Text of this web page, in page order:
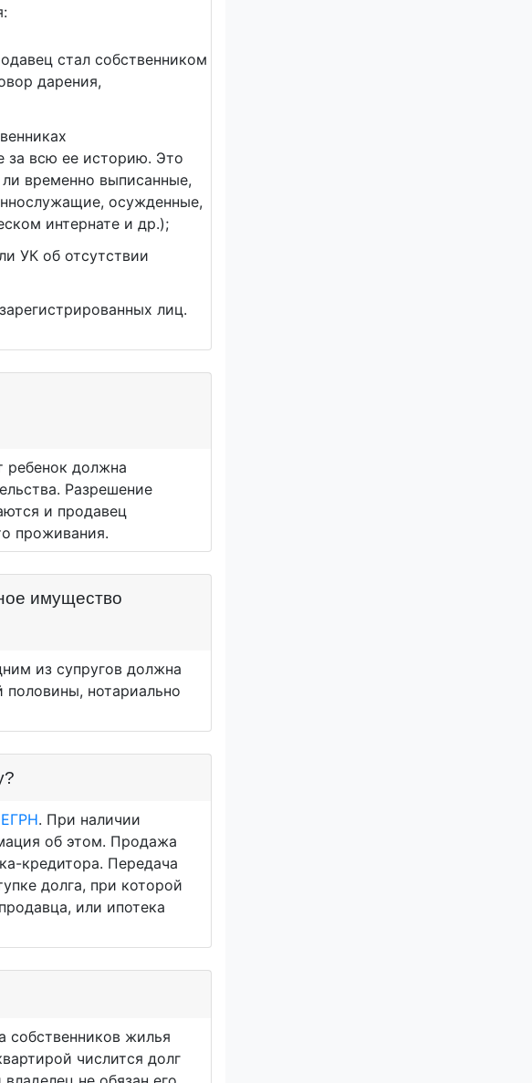
стал собственником
дарения,
за всю ее историю. Это
временно выписанные,
осужденные,
интернате и др.);
УК об отсутствии
лиц.
ребенок должна
Разрешение
и продавец
проживания.
имущество
из супругов должна
нотариально
. При наличии
об этом. Продажа
кредитора. Передача
долга, при которой
или ипотека
собственников жилья
числится долг